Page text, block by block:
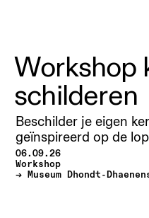
Workshop
schilderen
Beschilder je eigen
geïnspireerd op de
06.09.26
Workshop
Museum Dhondt-